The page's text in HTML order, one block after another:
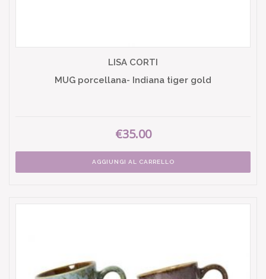
LISA CORTI
MUG porcellana- Indiana tiger gold
€35.00
AGGIUNGI AL CARRELLO